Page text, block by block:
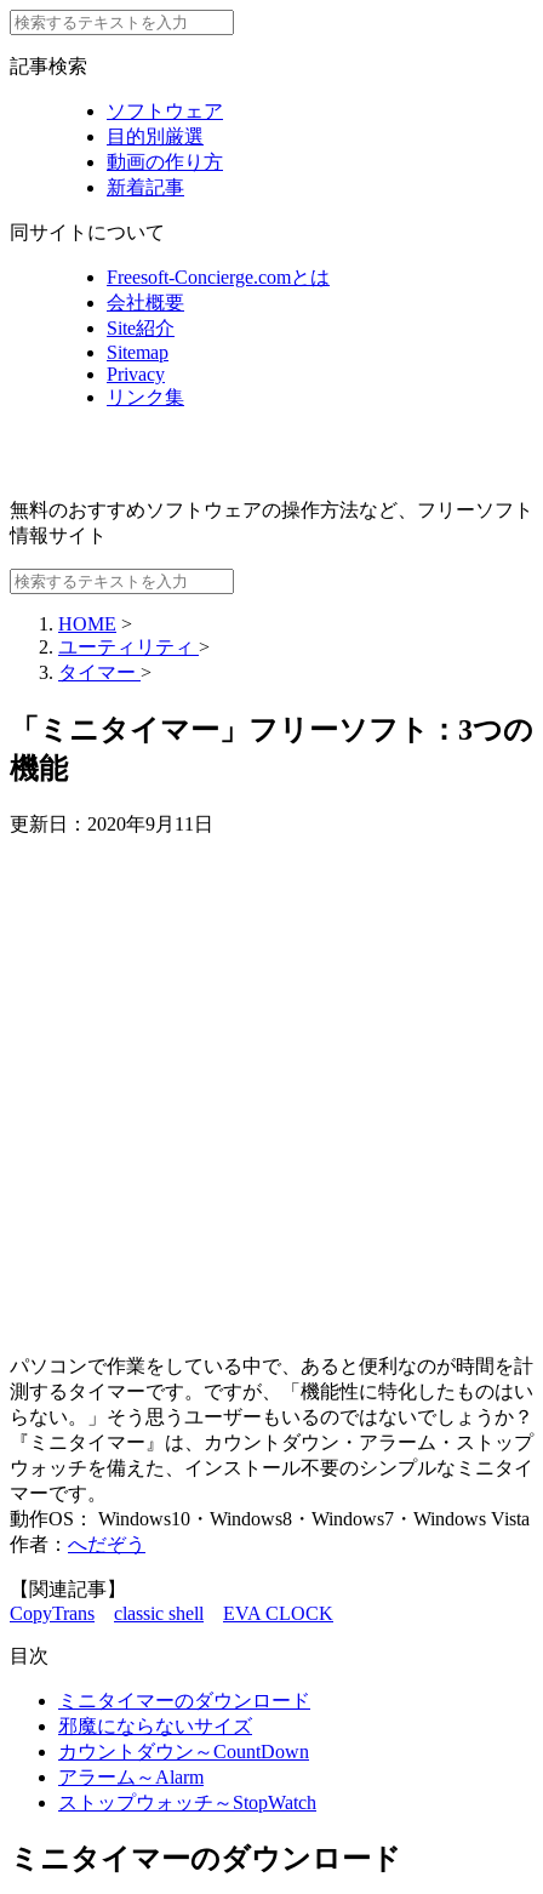
記事検索
ソフトウェア
目的別厳選
動画の作り方
新着記事
同サイトについて
Freesoft-Concierge.comとは
会社概要
Site紹介
Sitemap
Privacy
リンク集
無料のおすすめソフトウェアの操作方法など、 フリーソフト
情報サイト
HOME >
ユーティリティ >
タイマー >
「ミニタイマー」フリーソフト：3つの
機能
更新日： 2020年9月11日
パソコンで作業をしている中で、あると便利なのが時間を計
測するタイマーです。ですが、「機能性に特化したものはい
らない。」そう思うユーザーもいるのではないでしょうか？
『ミニタイマー』は、カウントダウン・アラーム・ストップ
ウォッチを備えた、インストール不要のシンプルなミニタイ
マーです。
動作OS： Windows10・Windows8・Windows7・Windows Vista
作者： へだぞう
【関連記事】
CopyTrans
classic shell EVA CLOCK
目次
ミニタイマーのダウンロード
邪魔にならないサイズ
カウントダウン～CountDown
アラーム～Alarm
ストップウォッチ～StopWatch
ミニタイマーのダウンロード